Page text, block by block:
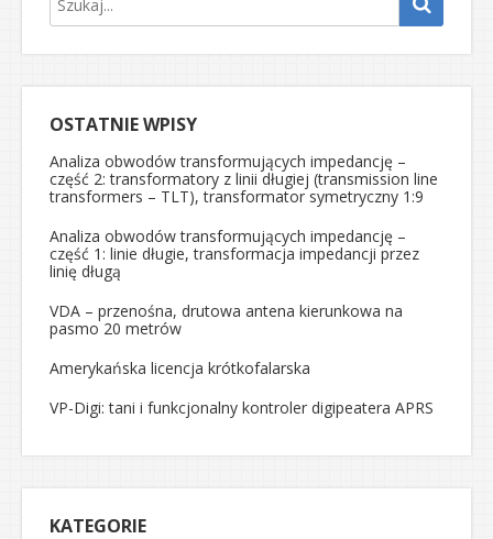
OSTATNIE WPISY
Analiza obwodów transformujących impedancję –
część 2: transformatory z linii długiej (transmission line
transformers – TLT), transformator symetryczny 1:9
Analiza obwodów transformujących impedancję –
część 1: linie długie, transformacja impedancji przez
linię długą
VDA – przenośna, drutowa antena kierunkowa na
pasmo 20 metrów
Amerykańska licencja krótkofalarska
VP-Digi: tani i funkcjonalny kontroler digipeatera APRS
KATEGORIE